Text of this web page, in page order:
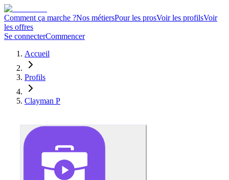
Comment ça marche ?Nos métiersPour les prosVoir les profilsVoir
les offres
Se connecterCommencer
Accueil
Profils
Clayman P